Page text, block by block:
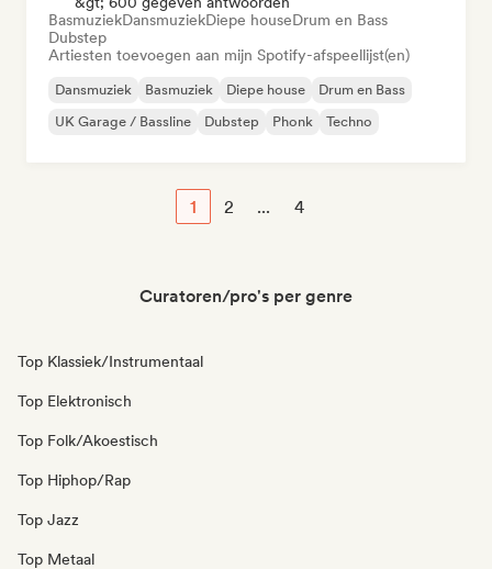
BasmuziekDansmuziekDiepe houseDrum en Bass
Dubstep
Artiesten toevoegen aan mijn Spotify-afspeellijst(en)
Dansmuziek Basmuziek Diepe house
Drum en Bass
UK Garage / Bassline
Dubstep Phonk Techno
1 2 ... 4
Curatoren/pro's per genre
Top Klassiek/Instrumentaal
Top Elektronisch
Top Folk/Akoestisch
Top Hiphop/Rap
Top Jazz
Top Metaal